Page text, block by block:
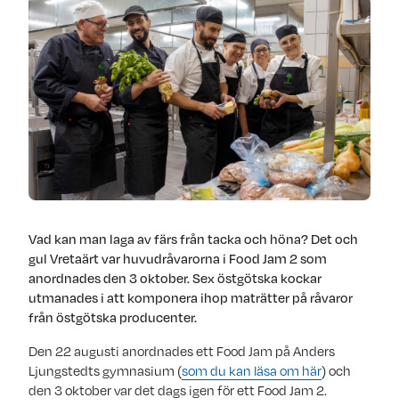
Vad kan man laga av färs från tacka och höna? Det och
gul Vretaärt var huvudråvarorna i Food Jam 2 som
anordnades den 3 oktober. Sex östgötska kockar
utmanades i att komponera ihop maträtter på råvaror
från östgötska producenter.
Den 22 augusti anordnades ett Food Jam på Anders
Ljungstedts gymnasium (som du kan läsa om här) och
den 3 oktober var det dags igen för ett Food Jam 2.